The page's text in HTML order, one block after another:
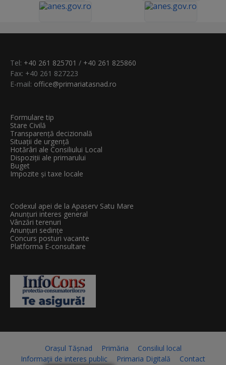
Tel: +40 261 825701 / +40 261 825860
Fax: +40 261 827223
E-mail: office@primariatasnad.ro
Formulare tip
Stare Civilă
Transparenţă decizională
Situații de urgență
Hotărâri ale Consiliului Local
Dispoziții ale primarului
Buget
Impozite și taxe locale
Codexul apei de la Apaserv Satu Mare
Anunțuri interes general
Vânzări terenuri
Anunțuri sedințe
Concurs posturi vacante
Platforma E-consultare
Orașul Tășnad Primăria
Consiliul local
Informații de interes public
Primaria Digitală
Contact